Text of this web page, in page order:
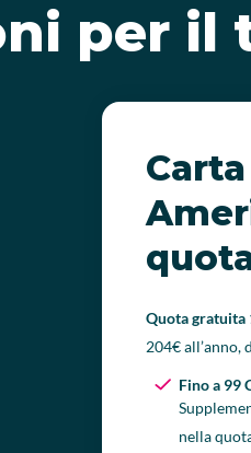
per il
Quota gratuita
204€ all’anno,
Fino a 99
nella